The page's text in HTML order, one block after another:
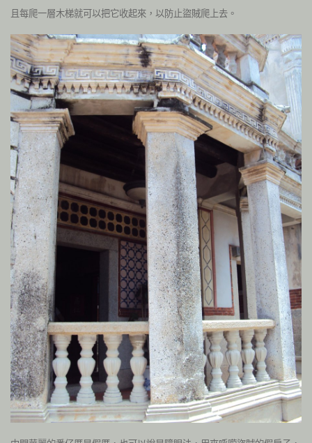
且每爬一層木梯就可以把它收起來，以防止盜賊爬上去。